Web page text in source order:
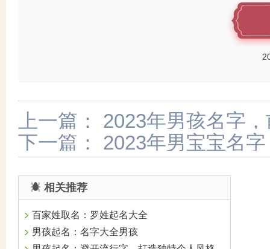
上一篇：
2023年男孩名字
下一篇：
2023年男宝宝名
相关推荐
百家姓取名：罗姓起名大全
男孩起名：名字大全男孩